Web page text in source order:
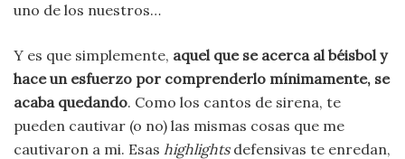
uno de los nuestros…
Y es que simplemente, aquel que se acerca al béisbol y
hace un esfuerzo por comprenderlo mínimamente, se
acaba quedando. Como los cantos de sirena, te
pueden cautivar (o no) las mismas cosas que me
cautivaron a mi. Esas highlightsdefensivas te enredan,